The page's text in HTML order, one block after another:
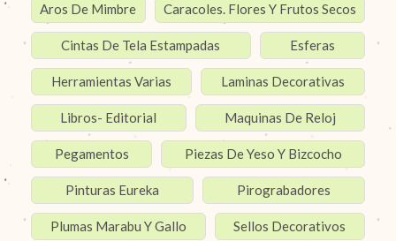
Aros De Mimbre Caracoles. Flores Y Frutos Secos
Cintas De Tela Estampadas Esferas
Herramientas Varias Laminas Decorativas
Libros- Editorial Maquinas De Reloj
Pegamentos Piezas De Yeso Y Bizcocho
Pinturas Eureka Pirograbadores
Plumas Marabu Y Gallo Sellos Decorativos